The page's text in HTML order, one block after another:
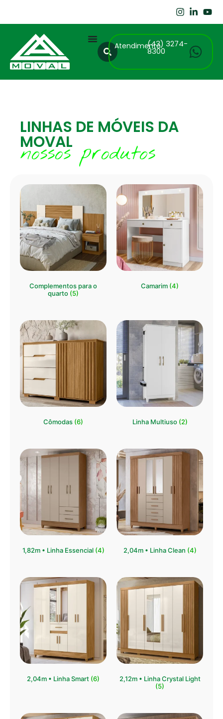
Atendimento(43) 3274-
8300
LINHAS DE MÓVEIS DA
MOVAL
nossos produtos
Complementos para o
quarto (5)
Camarim (4)
Cômodas (6) Linha Multiuso (2)
1,82m • Linha Essencial (4) 2,04m • Linha Clean (4)
⁠2,04m • Linha Smart (6)
2,12m • Linha Crystal Light
(5)